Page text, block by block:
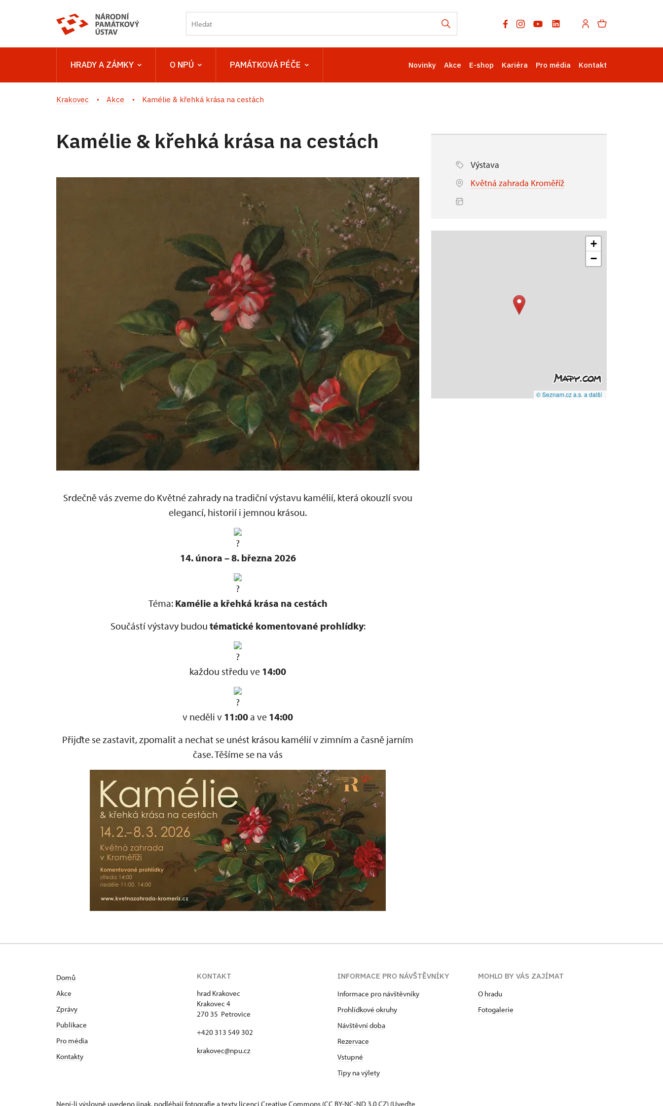
HRADY A ZÁMKY O NPÚ PAMÁTKOVÁ PÉČE Novinky Akce E-shop Kariéra Pro média Kontakt
Krakovec Akce Kamélie & křehká krása na cestách
Kamélie & křehká krása na cestách
Srdečně vás zveme do Květné zahrady na tradiční výstavu kamélií, která okouzlí svou
elegancí, historií i jemnou krásou.
14. února – 8. března 2026
Téma: Kamélie a křehká krása na cestách
Součástí výstavy budou tématické komentované prohlídky:
každou středu ve 14:00
v neděli v 11:00a ve 14:00
Přijďte se zastavit, zpomalit a nechat se unést krásou kamélií v zimním a časně jarním
čase. Těšíme se na vás
Výstava
Květná zahrada Kroměříž
+
−
© Seznam.cz a.s. a další
Domů
Akce
Zprávy
Publikace
Pro média
Kontakty
KONTAKT
hrad Krakovec
Krakovec 4
270 35 Petrovice
+420 313 549 302
krakovec@npu.cz
INFORMACE PRO NÁVŠTĚVNÍKY
Informace pro návštěvníky
Prohlídkové okruhy
Návštěvní doba
Rezervace
Vstupné
Tipy na výlety
MOHLO BY VÁS ZAJÍMAT
O hradu
Fotogalerie
Není-li výslovně uvedeno jinak, podléhají fotografie a texty licenci Creative Commons (CC BY-NC-ND 3.0 CZ) (Uveďte